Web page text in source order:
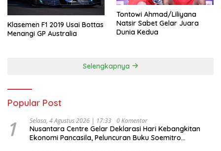
Klasemen F1 2019 Usai Bottas
Menangi GP Australia
Tontowi Ahmad/Liliyana
Natsir Sabet Gelar Juara
Dunia Kedua
Selengkapnya
Popular Post
1 Selasa, 4 Agustus 2026 | 17:33 0 Komentar
Nusantara Centre Gelar Deklarasi Hari Kebangkitan
Ekonomi Pancasila, Peluncuran Buku Soemitro